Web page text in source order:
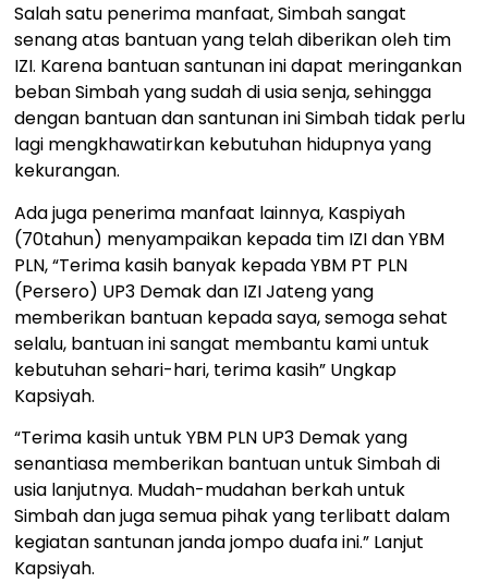
Salah satu penerima manfaat, Simbah sangat
senang atas bantuan yang telah diberikan oleh tim
IZI. Karena bantuan santunan ini dapat meringankan
beban Simbah yang sudah di usia senja, sehingga
dengan bantuan dan santunan ini Simbah tidak perlu
lagi mengkhawatirkan kebutuhan hidupnya yang
kekurangan.
Ada juga penerima manfaat lainnya, Kaspiyah
(70tahun) menyampaikan kepada tim IZI dan YBM
PLN, “Terima kasih banyak kepada YBM PT PLN
(Persero) UP3 Demak dan IZI Jateng yang
memberikan bantuan kepada saya, semoga sehat
selalu, bantuan ini sangat membantu kami untuk
kebutuhan sehari-hari, terima kasih” Ungkap
Kapsiyah.
“Terima kasih untuk YBM PLN UP3 Demak yang
senantiasa memberikan bantuan untuk Simbah di
usia lanjutnya. Mudah-mudahan berkah untuk
Simbah dan juga semua pihak yang terlibatt dalam
kegiatan santunan janda jompo duafa ini.” Lanjut
Kapsiyah.